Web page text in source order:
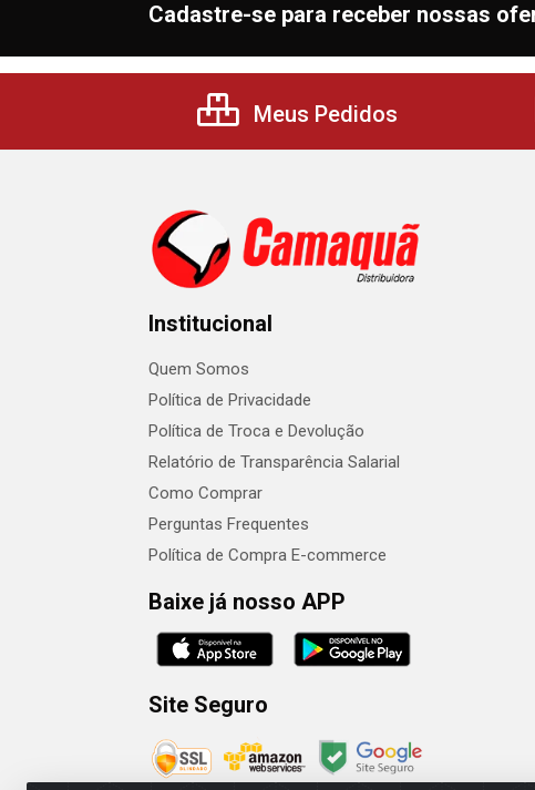
Cadastre-se para receber nossas
Meus Pedidos
Institucional
Quem Somos
Política de Privacidade
Política de Troca e Devolução
Relatório de Transparência Salarial
Como Comprar
Perguntas Frequentes
Política de Compra E-commerce
Baixe já nosso APP
Site Seguro